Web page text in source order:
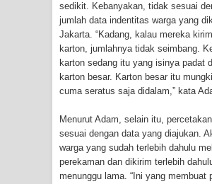
BRI Region 18 Jayapura
Bantuan CSR untuk RS
Polda Papua pada
Indonesia Turns Remote
Frontier into National Food
sedikit. Kebanyakan, tidak sesuai
jumlah data indentitas warga yang
Jakarta. “Kadang, kalau mereka
karton, jumlahnya tidak seimbang.
karton sedang itu yang isinya padat
karton besar. Karton besar itu
cuma seratus saja didalam,” kata
Menurut Adam, selain itu,
sesuai dengan data yang diajukan.
warga yang sudah terlebih dahulu
perekaman dan dikirim terlebih
menunggu lama. “Ini yang membuat